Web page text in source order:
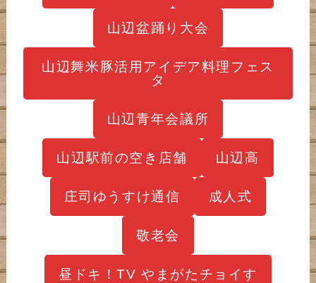
山辺盆踊り大会
山辺舞米豚活用アイデア料理フェス
タ
山辺青年会議所
山辺駅前の空き店舗 山辺高
庄司ゆうすけ通信 成人式
敬老会
昼ドキ！TV やまがたチョイす